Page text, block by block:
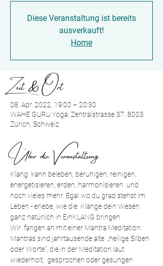
Diese Veranstaltung ist bereits
ausverkauft!
Home
Zeit & Ort
08. Apr. 2022, 19:00 – 20:30
WAHE GURU Yoga, Zentralstrasse 37, 8003
Zürich, Schweiz
Über die Veranstaltung
Klang  kann beleben, beruhigen, reinigen,
energetisieren, erden, harmonisieren  und
noch vieles mehr. Egal wo du grad stehst im
Leben - erlebe, wie die  Klänge dein Wesen
ganz natürlich in EinKLANG bringen.
Wir  fangen an mit einer Mantra Meditation.
Mantras sind jahrtausende alte  „heilige Silben
oder Worte“, die in der Meditation laut
wiederholt,  gesprochen oder gesungen